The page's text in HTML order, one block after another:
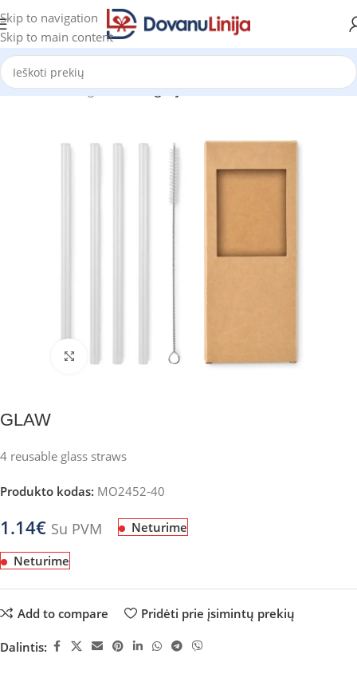
Skip to navigation
Skip to main content
Pradžia Katalogas be kategorijos
Click to enlarge
GLAW
4 reusable glass straws
Produkto kodas: MO2452-40
1.14€ Su PVM Neturime
Neturime
Add to compare Pridėti prie įsimintų prekių
Dalintis: